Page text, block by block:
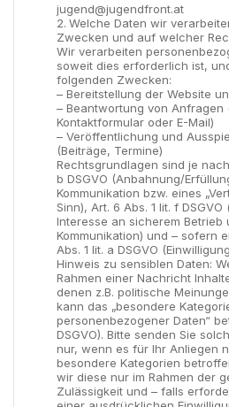
jugend@jugendfront.at
Welche Daten wir
Zwecken und auf welcher
Wir verarbeiten
soweit dies erforderlich ist,
folgenden Zwecken:
– Bereitstellung der Website
– Beantwortung von Anfragen
Kontaktformular oder E-Mail)
– Veröffentlichung und
(Beiträge, Termine)
Rechtsgrundlagen sind je
b DSGVO (Anbahnung/
Kommunikation bzw. eines
Sinn), Art. 6 Abs. 1 lit. f
Interesse an sicherem Betrieb
Kommunikation) und – sofern
Abs. 1 lit. a DSGVO
Hinweis zu sensiblen Daten:
Rahmen einer Nachricht
denen z.B. politische
kann das „besondere
personenbezogener Daten“
DSGVO). Bitte senden Sie
nur, wenn es für Ihr Anliegen
besondere Kategorien
wir diese nur im Rahmen der
Zulässigkeit und – falls